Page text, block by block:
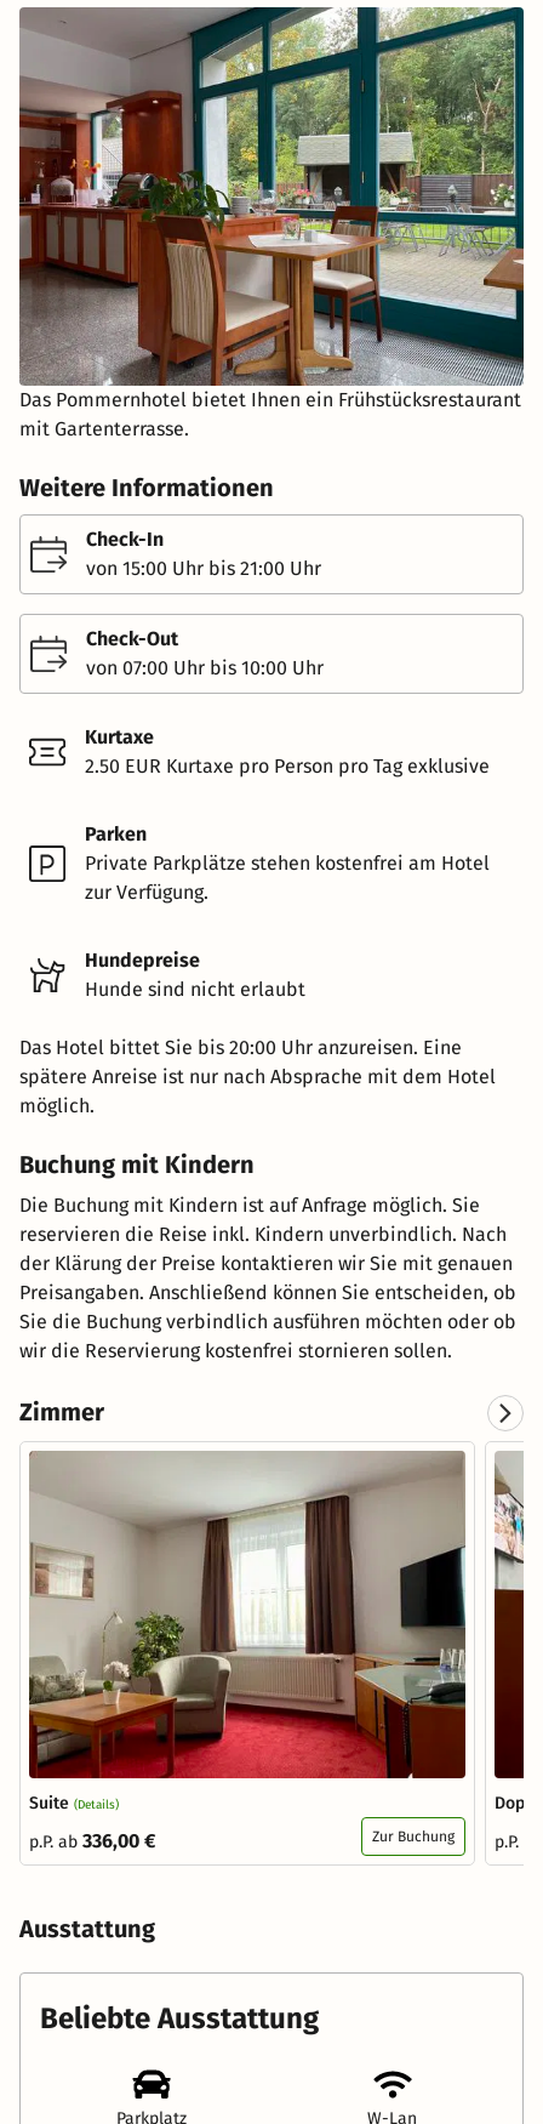
Das Pommernhotel bietet Ihnen ein Frühstücksrestaurant
mit Gartenterrasse.
Weitere Informationen
Check-In
von 15:00 Uhr bis 21:00 Uhr
Check-Out
von 07:00 Uhr bis 10:00 Uhr
Kurtaxe
2.50 EUR Kurtaxe pro Person pro Tag exklusive
Parken
Private Parkplätze stehen kostenfrei am Hotel
zur Verfügung.
Hundepreise
Hunde sind nicht erlaubt
Das Hotel bittet Sie bis 20:00 Uhr anzureisen. Eine
spätere Anreise ist nur nach Absprache mit dem Hotel
möglich.
Buchung mit Kindern
Die Buchung mit Kindern ist auf Anfrage möglich. Sie
reservieren die Reise inkl. Kindern unverbindlich. Nach
der Klärung der Preise kontaktieren wir Sie mit genauen
Preisangaben. Anschließend können Sie entscheiden, ob
Sie die Buchung verbindlich ausführen möchten oder ob
wir die Reservierung kostenfrei stornieren sollen.
Zimmer
Suite (Details)
p.P. ab 336,00 € Zur Buchung
p.P.
Ausstattung
Beliebte Ausstattung
Parkplatz W-Lan